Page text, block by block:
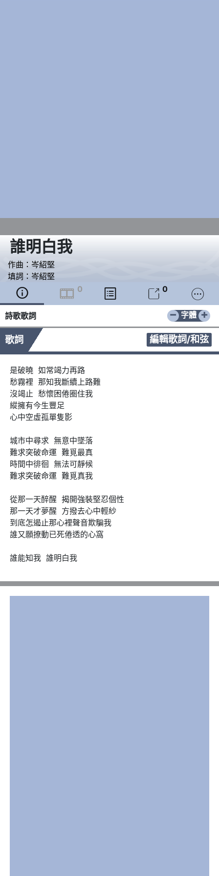
誰明白我
作曲： 岑紹堅
填詞： 岑紹堅
  0   0 
詩歌歌詞 − +
字體
歌詞 編輯歌詞/和弦
是破曉  如常竭力再路
愁霧裡  那知我斷續上路難
沒竭止  愁懷困倦圈住我
縱擁有今生豐足
心中空虛孤單隻影
城市中尋求  無意中墜落
難求突破命運  難覓最真
時間中徘徊  無法可靜候
難求突破命運  難覓真我
從那一天醉醒  揭開強裝堅忍個性
那一天才夢醒  方撥去心中輕紗
到底怎遏止那心裡聲音欺騙我
誰又願撩動已死倦透的心窩
誰能知我  誰明白我